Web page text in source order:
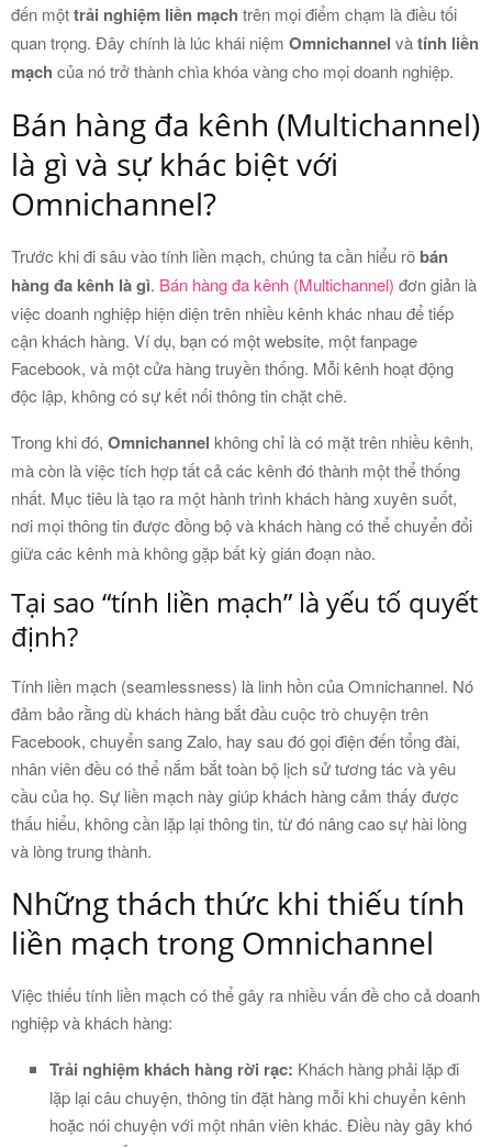
đến mộttrải nghiệm liền mạch trên mọi điểm chạm là điều tối
quan trọng. Đây chính là lúc khái niệm Omnichannel vàtính liền
mạch của nó trở thành chìa khóa vàng cho mọi doanh nghiệp.
Bán hàng đa kênh (Multichannel)
là gì và sự khác biệt với
Omnichannel?
Trước khi đi sâu vào tính liền mạch, chúng ta cần hiểu rõ bán
hàng đa kênh là gì. Bán hàng đa kênh (Multichannel) đơn giản là
việc doanh nghiệp hiện diện trên nhiều kênh khác nhau để tiếp
cận khách hàng. Ví dụ, bạn có một website, một fanpage
Facebook, và một cửa hàng truyền thống. Mỗi kênh hoạt động
độc lập, không có sự kết nối thông tin chặt chẽ.
Trong khi đó, Omnichannel không chỉ là có mặt trên nhiều kênh,
mà còn là việc tích hợp tất cả các kênh đó thành một thể thống
nhất. Mục tiêu là tạo ra một hành trình khách hàng xuyên suốt,
nơi mọi thông tin được đồng bộ và khách hàng có thể chuyển đổi
giữa các kênh mà không gặp bất kỳ gián đoạn nào.
Tại sao “tính liền mạch” là yếu tố quyết
định?
Tính liền mạch (seamlessness) là linh hồn của Omnichannel. Nó
đảm bảo rằng dù khách hàng bắt đầu cuộc trò chuyện trên
Facebook, chuyển sang Zalo, hay sau đó gọi điện đến tổng đài,
nhân viên đều có thể nắm bắt toàn bộ lịch sử tương tác và yêu
cầu của họ. Sự liền mạch này giúp khách hàng cảm thấy được
thấu hiểu, không cần lặp lại thông tin, từ đó nâng cao sự hài lòng
và lòng trung thành.
Những thách thức khi thiếu tính
liền mạch trong Omnichannel
Việc thiếu tính liền mạch có thể gây ra nhiều vấn đề cho cả doanh
nghiệp và khách hàng:
Trải nghiệm khách hàng rời rạc: Khách hàng phải lặp đi
lặp lại câu chuyện, thông tin đặt hàng mỗi khi chuyển kênh
hoặc nói chuyện với một nhân viên khác. Điều này gây khó